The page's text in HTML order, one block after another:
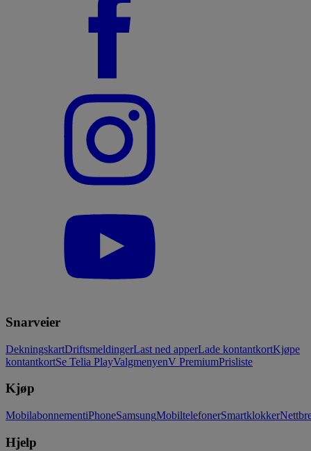
Snarveier
DekningskartDriftsmeldingerLast ned apperLade kontantkortKjøpe
kontantkortSe Telia PlayValgmenyenV PremiumPrisliste
Kjøp
MobilabonnementiPhoneSamsungMobiltelefonerSmartklokker
Hjelp